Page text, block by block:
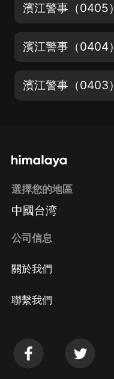
濱江警事（0405）
濱江警事（0404）
濱江警事（0403）
選擇您的地區
中國台湾
公司信息
關於我們
聯繫我們